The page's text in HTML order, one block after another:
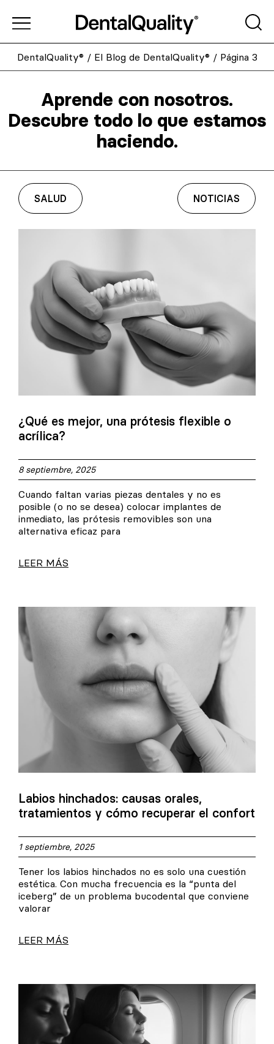
DentalQuality® / El Blog de DentalQuality® / Página 3
Aprende con nosotros.
Descubre todo lo que estamos
haciendo.
SALUD NOTICIAS
¿Qué es mejor, una prótesis flexible o
acrílica?
8 septiembre, 2025
Cuando faltan varias piezas dentales y no es
posible (o no se desea) colocar implantes de
inmediato, las prótesis removibles son una
alternativa eficaz para
LEER MÁS
Labios hinchados: causas orales,
tratamientos y cómo recuperar el confort
1 septiembre, 2025
Tener los labios hinchados no es solo una cuestión
estética. Con mucha frecuencia es la “punta del
iceberg” de un problema bucodental que conviene
valorar
LEER MÁS